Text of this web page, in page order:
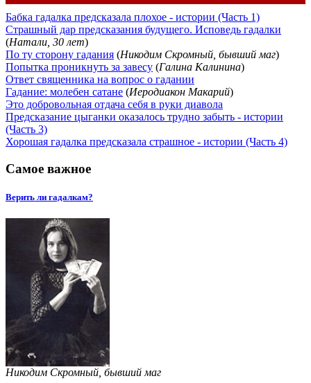
Бабка гадалка предсказала плохое - истории (Часть 1)
Страшный дар предсказания будущего. Исповедь гадалки
(Натали, 30 лет)
По ту сторону гадания (Никодим Скромный, бывший маг)
Попытка проникнуть за завесу (Галина Калинина)
Ответ священника на вопрос о гадании
Гадание: молебен сатане (Иеродиакон Макарий)
Это добровольная отдача себя в руки диавола
Предсказание цыганки оказалось трудно забыть - истории
(Часть 3)
Хорошая гадалка предсказала страшное - истории (Часть 4)
Самое важное
Верить ли гадалкам?
Никодим Скромный, бывший маг